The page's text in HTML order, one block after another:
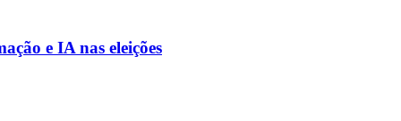
e IA nas eleições